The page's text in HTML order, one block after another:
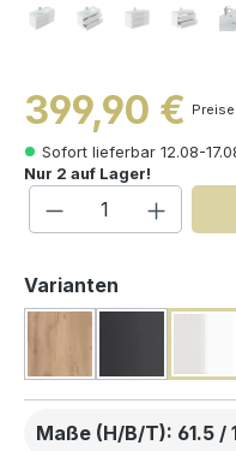
399,90 €
Sofort lieferbar 12.08-
Nur 2 auf Lager!
Produkt
Varianten
Maße (H/B/T): 61.5 /